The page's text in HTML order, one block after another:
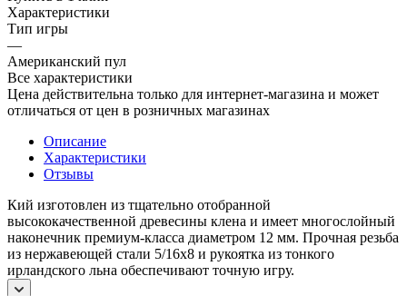
Характеристики
Тип игры
—
Американский пул
Все характеристики
Цена действительна только для интернет-магазина и может
отличаться от цен в розничных магазинах
Описание
Характеристики
Отзывы
Кий изготовлен из тщательно отобранной
высококачественной древесины клена и имеет многослойный
наконечник премиум-класса диаметром 12 мм. Прочная резьба
из нержавеющей стали 5/16x8 и рукоятка из тонкого
ирландского льна обеспечивают точную игру.